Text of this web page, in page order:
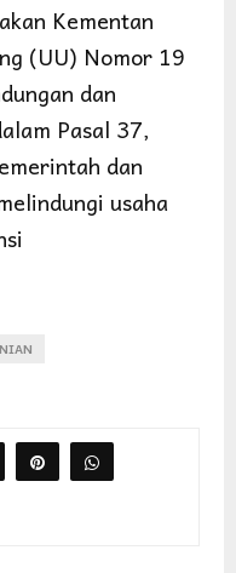
Kementan
(UU) Nomor 19
dan
Pasal 37,
dan
usaha